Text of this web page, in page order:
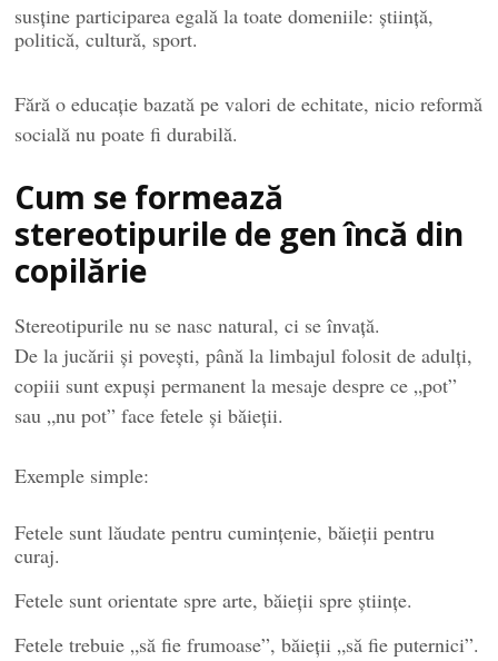
susține participarea egală la toate domeniile: știință,
politică, cultură, sport.
Fără o educație bazată pe valori de echitate, nicio reformă
socială nu poate fi durabilă.
Cum se formează
stereotipurile de gen încă din
copilărie
Stereotipurile nu se nasc natural, ci se învață.
De la jucării și povești, până la limbajul folosit de adulți,
copiii sunt expuși permanent la mesaje despre ce „pot”
sau „nu pot” face fetele și băieții.
Exemple simple:
Fetele sunt lăudate pentru cumințenie, băieții pentru
curaj.
Fetele sunt orientate spre arte, băieții spre științe.
Fetele trebuie „să fie frumoase”, băieții „să fie puternici”.